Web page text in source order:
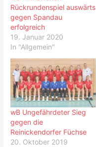
Rückrundenspiel auswärts
gegen Spandau
erfolgreich
19. Januar 2020
In "Allgemein"
wB Ungefährdeter Sieg
gegen die
Reinickendorfer Füchse
20. Oktober 2019